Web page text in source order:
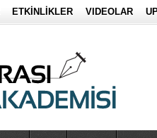
ETKİNLİKLER VIDEOLAR